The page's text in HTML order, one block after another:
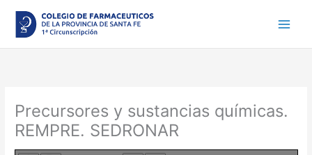
contenido
Precursores y sustancias químicas.
REMPRE. SEDRONAR